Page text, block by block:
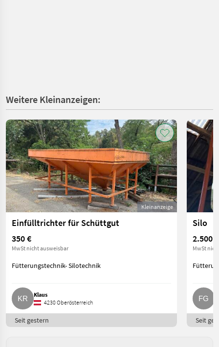
Weitere Kleinanzeigen:
Kleinanzeige
Einfülltrichter für Schüttgut
350 €
MwSt nicht ausweisbar
Fütterungstechnik- Silotechnik
Klaus
4230 Oberösterreich
Seit gestern
Silo
2.500 €
MwSt
Seit